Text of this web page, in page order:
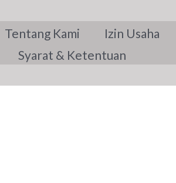
Tentang Kami Izin Usaha
Syarat & Ketentuan